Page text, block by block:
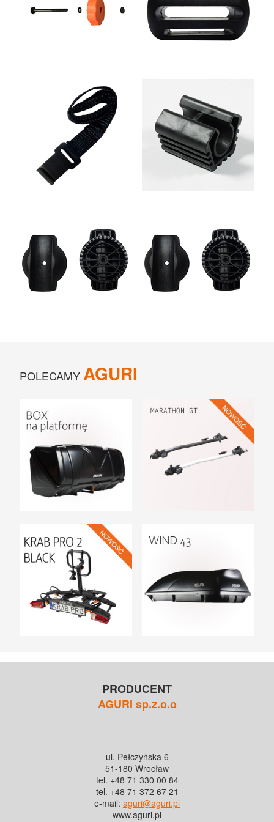
UCHWYTY ROWEROWE NA TYLNĄ KLAPĘ
BOXY NA HAK I AKCESORIA
POLECAMYAGURI
PRODUCENT
AGURI sp.z.o.o
ul. Pełczyńska 6
51-180 Wrocław
tel. +48 71 330 00 84
tel. +48 71 372 67 21
e-mail: aguri@aguri.pl
www.aguri.pl